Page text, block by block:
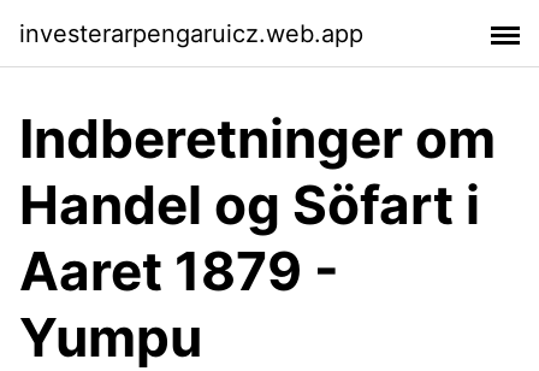
investerarpengaruicz.web.app
Indberetninger om
Handel og Söfart i
Aaret 1879 -
Yumpu